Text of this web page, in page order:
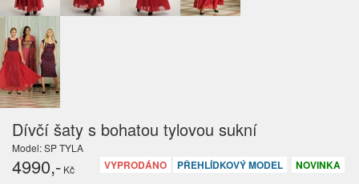
Dívčí šaty s bohatou tylovou sukní
Model: SP TYLA
VYPRODÁNO PŘEHLÍDKOVÝ MODEL NOVINKA
4990,- Kč